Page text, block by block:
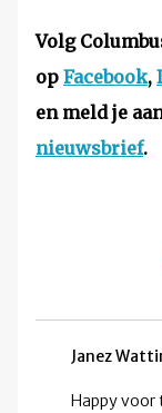
Volg
op Facebook,
en meld je
nieuwsbrief.
Janez
Happy